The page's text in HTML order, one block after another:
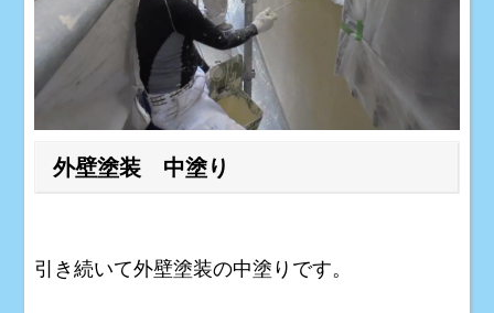
外壁塗装 中塗り
引き続いて外壁塗装の中塗りです。